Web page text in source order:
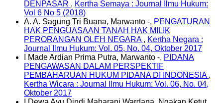
DENPASAR , Kertha Semaya : Journal Ilmu Hukum:
Vol 6 No 5 (2018)
A. A. Sagung Tri Buana, Marwanto -, PENGATURAN
HAK PENGUASAAN TANAH HAK MILIK
PERORANGAN OLEH NEGARA , Kertha Negara :
Journal Ilmu Hukum: Vol. 05, No. 04, Oktober 2017
I Made Ardian Prima Putra, Marwanto -, PIDANA
PENGAWASAN DALAM PERSPEKTIF
PEMBAHARUAN HUKUM PIDANA DI INDONESIA ,
Kertha Wicara : Journal Ilmu Hukum: Vol. 06, No. 04,
Oktober 2017